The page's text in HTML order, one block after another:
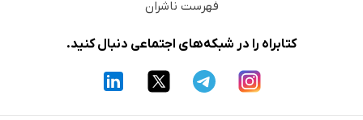
فهرست ناشران
کتابراه را در شبکه‌های اجتماعی دنبال کنید.